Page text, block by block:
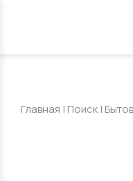
Главная | Поиск |